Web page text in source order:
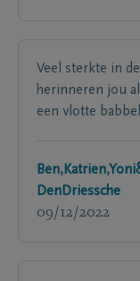
Veel sterkte in
herinneren jou
een vlotte
DenDriessche
09/12/2022